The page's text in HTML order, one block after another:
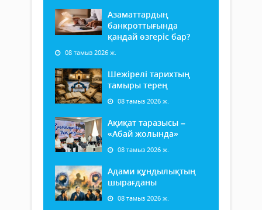
Азаматтардың
банкроттығында
қандай өзгеріс бар?
08 тамыз 2026 ж.
Шежірелі тарихтың
тамыры терең
08 тамыз 2026 ж.
Ақиқат таразысы –
«Абай жолында»
08 тамыз 2026 ж.
Адами құндылықтың
шырағданы
08 тамыз 2026 ж.